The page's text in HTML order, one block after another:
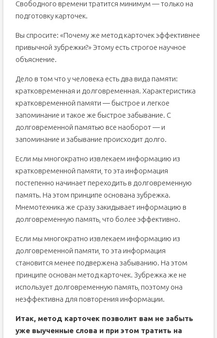
Свободного времени тратится минимум — только на
подготовку карточек.
Вы спросите: «Почему же метод карточек эффективнее
привычной зубрежки?» Этому есть строгое научное
объяснение.
Дело в том что у человека есть два вида памяти:
кратковременная и долговременная. Характеристика
кратковременной памяти — быстрое и легкое
запоминание и такое же быстрое забывание. С
долговременной памятью все наоборот — и
запоминание и забывание происходит долго.
Если мы многократно извлекаем информацию из
кратковременной памяти, то эта информация
постепенно начинает переходить в долговременную
память. На этом принципе основана зубрежка.
Мнемотехника же сразу закидывает информацию в
долговременную память, что более эффективно.
Если мы многократно извлекаем информацию из
долговременной памяти, то эта информация
становится менее подвержена забыванию. На этом
принципе основан метод карточек. Зубрежка же не
использует долговременную память, поэтому она
неэффективна для повторения информации.
Итак, метод карточек позволит вам не забыть
уже выученные слова и при этом тратить на